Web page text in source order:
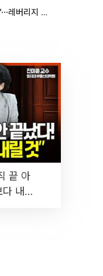
“삼성전자 하단 단단해질 것”⋯레버리지 규제에 쏠림 완화 [찐코노미]
끝 아
내릴